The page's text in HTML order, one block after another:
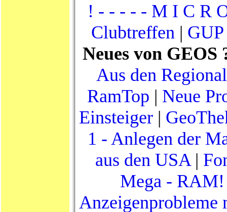
! - - - - - M I C R
Clubtreffen |
Neues von GEOS
Aus den
RamTop | Neue
Einsteiger |
1 - Anlegen der
aus den USA|
Mega - RAM!
Anzeigenprobleme